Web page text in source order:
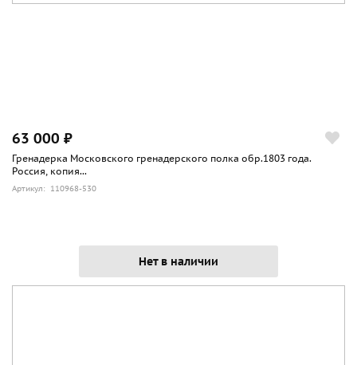
63 000 ₽
Гренадерка Московского гренадерского полка обр.1803 года.
Россия, копия...
Артикул: 110968-530
Нет в наличии